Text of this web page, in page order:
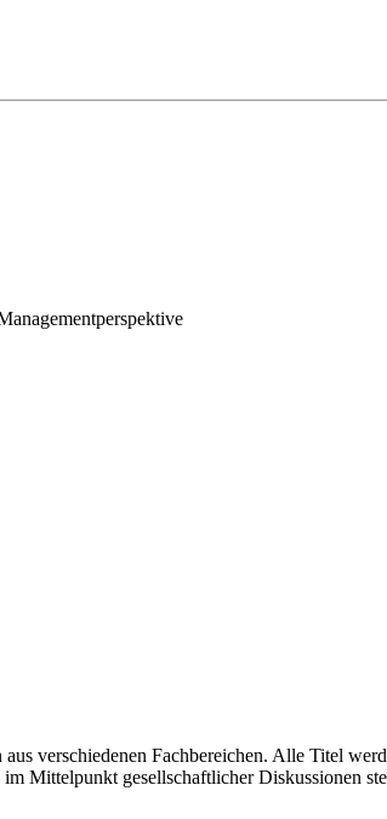
verschiedenen Fachbereichen. Alle Titel
Mittelpunkt gesellschaftlicher Diskussionen